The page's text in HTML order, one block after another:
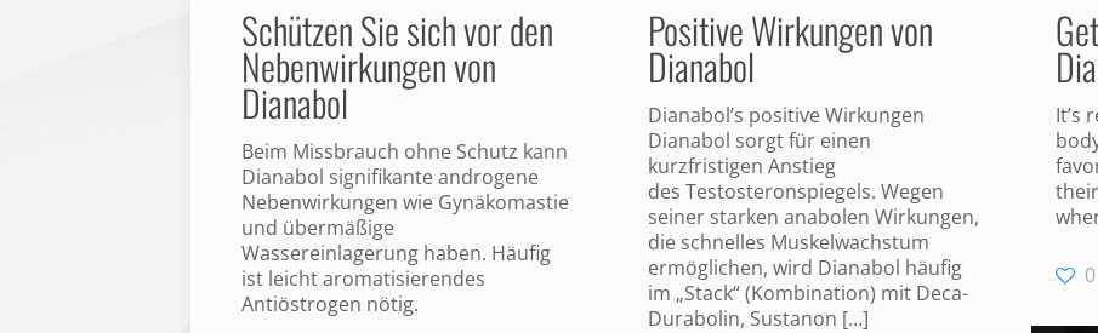
Schützen Sie sich vor den
Nebenwirkungen von
Dianabol
Beim Missbrauch ohne Schutz kann
Dianabol signifikante androgene
Nebenwirkungen wie Gynäkomastie
und übermäßige
Wassereinlagerung haben. Häufig
ist leicht aromatisierendes
Antiöstrogen nötig.
Positive Wirkungen von
Dianabol
Dianabol’s positive Wirkungen
Dianabol sorgt für einen
kurzfristigen Anstieg
des Testosteronspiegels. Wegen
seiner starken anabolen Wirkungen,
die schnelles Muskelwachstum
ermöglichen, wird Dianabol häufig
im „Stack“ (Kombination) mit Deca-
Durabolin, Sustanon […]
It’s
0